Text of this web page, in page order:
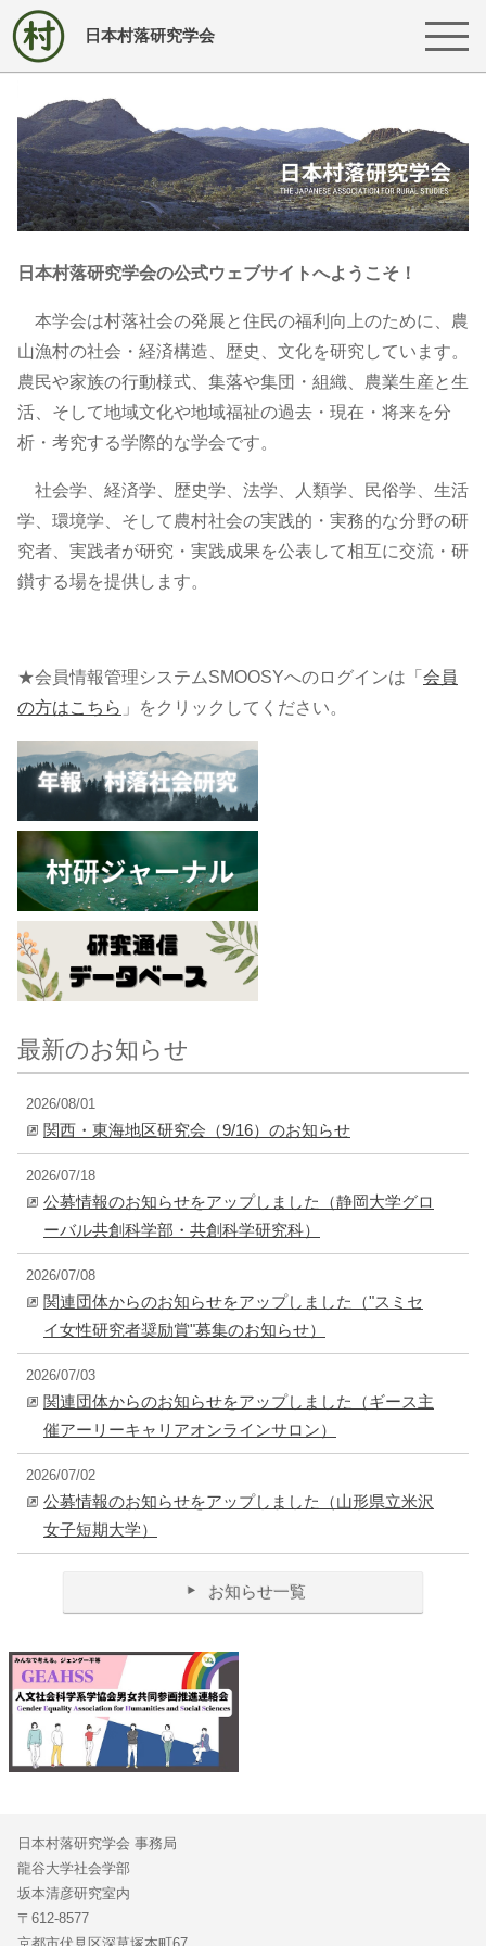
日本村落研究学会
日本村落研究学会の公式ウェブサイトへようこそ！
本学会は村落社会の発展と住民の福利向上のために、農
山漁村の社会・経済構造、歴史、文化を研究しています。
農民や家族の行動様式、集落や集団・組織、農業生産と生
活、そして地域文化や地域福祉の過去・現在・将来を分
析・考究する学際的な学会です。
社会学、経済学、歴史学、法学、人類学、民俗学、生活
学、環境学、そして農村社会の実践的・実務的な分野の研
究者、実践者が研究・実践成果を公表して相互に交流・研
鑚する場を提供します。
★会員情報管理システムSMOOSYへのログインは「 会員
の方はこちら 」をクリックしてください。
最新のお知らせ
2026/08/01
関西・東海地区研究会（9/16）のお知らせ
2026/07/18
公募情報のお知らせをアップしました（静岡大学グロ
ーバル共創科学部・共創科学研究科）
2026/07/08
関連団体からのお知らせをアップしました（"スミセ
イ女性研究者奨励賞"募集のお知らせ）
2026/07/03
関連団体からのお知らせをアップしました（ギース主
催アーリーキャリアオンラインサロン）
2026/07/02
公募情報のお知らせをアップしました（山形県立米沢
女子短期大学）
お知らせ一覧
日本村落研究学会 事務局
龍谷大学社会学部
坂本清彦研究室内
〒612-8577